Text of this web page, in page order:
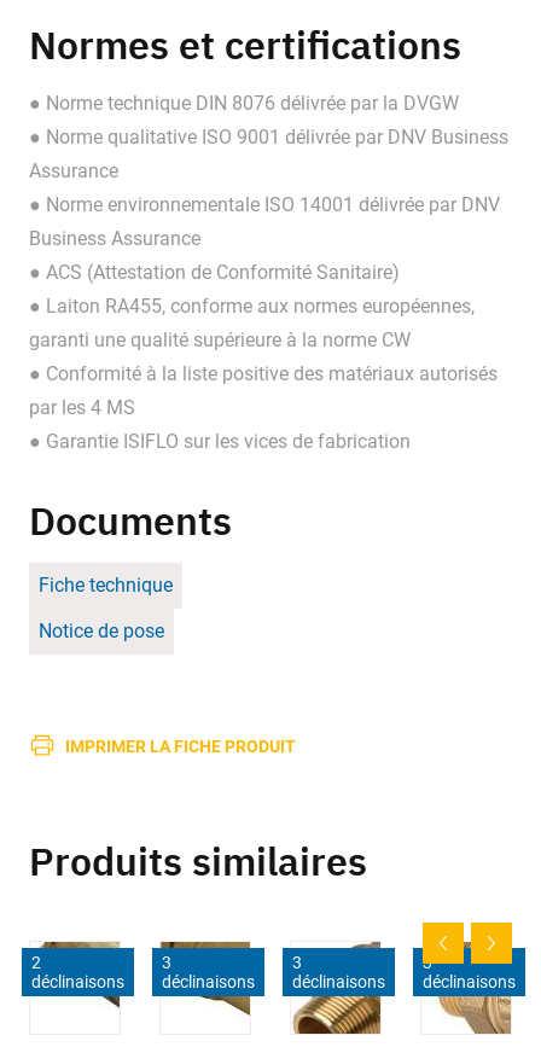
Normes et certifications
● Norme technique DIN 8076 délivrée par la DVGW
● Norme qualitative ISO 9001 délivrée par DNV Business
Assurance
● Norme environnementale ISO 14001 délivrée par DNV
Business Assurance
● ACS (Attestation de Conformité Sanitaire)
● Laiton RA455, conforme aux normes européennes,
garanti une qualité supérieure à la norme CW
● Conformité à la liste positive des matériaux autorisés
par les 4 MS
● Garantie ISIFLO sur les vices de fabrication
Documents
Fiche technique
Notice de pose
IMPRIMER LA FICHE PRODUIT
Produits similaires
2
déclinaisons
3
déclinaisons
3
déclinaisons
3
déclinaisons